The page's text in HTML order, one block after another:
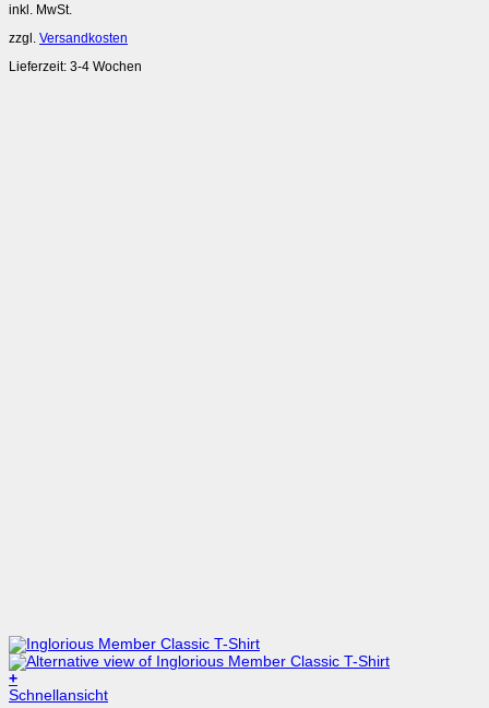
inkl. MwSt.
zzgl. Versandkosten
Lieferzeit: 3-4 Wochen
+
Schnellansicht